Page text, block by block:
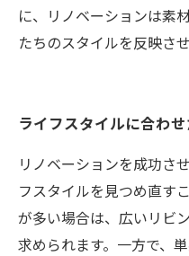
に、リノベーションは素
たちのスタイルを反映さ
ライフスタイルに合わ
リノベーションを成功さ
フスタイルを見つめ直す
が多い場合は、広いリビ
求められます。一方で、